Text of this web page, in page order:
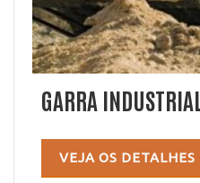
GARRA INDUSTRIAL
VEJA OS DETALHES